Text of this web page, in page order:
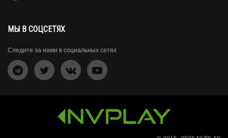
МЫ В СОЦСЕТЯХ
Следите за нами в социальных сетях